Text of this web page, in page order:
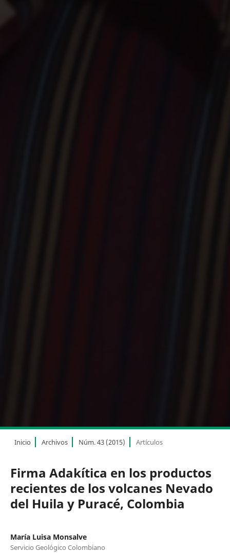
Inicio Archivos Núm. 43 (2015) Artículos
Firma Adakítica en los productos
recientes de los volcanes Nevado
del Huila y Puracé, Colombia
María Luisa Monsalve
Servicio Geológico Colombiano